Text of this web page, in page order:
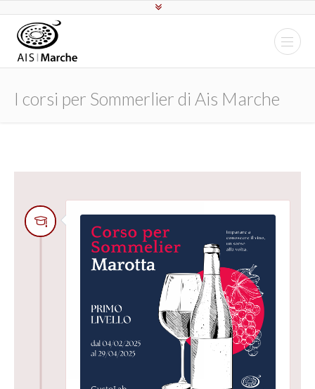
I corsi per Sommerlier di Ais Marche